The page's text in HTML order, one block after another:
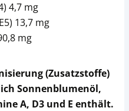
4,7 mg
13,7 mg
mg
(Zusatzstoffe)
Sonnenblumenöl,
A, D3 und E enthält.